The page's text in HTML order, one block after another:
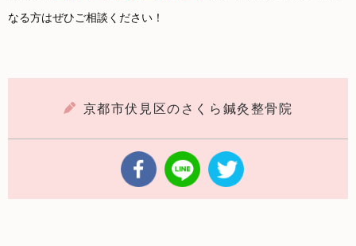
なる方はぜひご相談ください！
京都市伏見区のさくら鍼灸整骨院